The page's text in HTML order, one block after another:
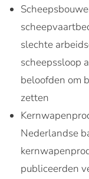
slechte
scheepssloop
beloofden om
zetten
Nederlandse
publiceerden